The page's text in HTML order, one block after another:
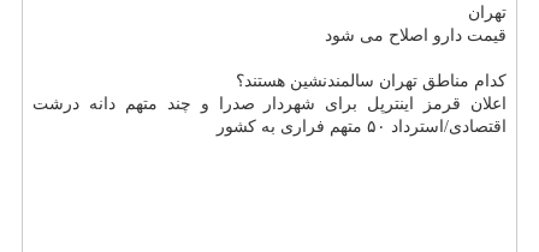
تهران
قیمت دارو اصلاح می شود
كدام مناطق تهران سالمندنشین هستند؟
اعلان قرمز اینترپل برای شهردار صدرا و چند متهم دانه درشت
اقتصادی/استرداد ۵۰ متهم فراری به كشور